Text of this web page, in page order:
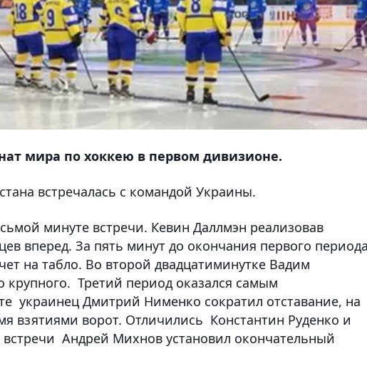
мира по хоккею в первом дивизионе.
встречалась с командой Украины.
минуте встречи. Кевин Даллмэн реализовав
вперед. За пять минут до окончания первого
на табло. Во второй двадцатиминутке Вадим
крупного. Третий период оказался самым
украинец Дмитрий Нименко сократил отставание, на
взятиями ворот. Отличились Константин Руденко и
Андрей Михнов установил окончательный